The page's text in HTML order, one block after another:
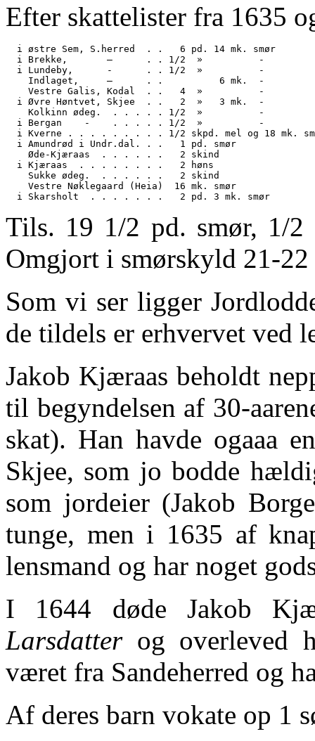
Efter skattelister fra 1635
  i østre Sem, S.herred  . .   6 pd. 14 mk. smør
  i Brekke,       —      . . 1/2  »          -
  i Lundeby,      -      . . 1/2  »          -
    Indlaget,     —      . .          6 mk.  -
    Vestre Galis, Kodal  . .   4  »          -
  i Øvre Høntvet, Skjee  . .   2  »   3 mk.  -
    Kolkinn ødeg.  . . . . . 1/2  »          -
  i Bergan    -    . . . . . 1/2  »          -
i Kverne . . . . . . . . . 1/2 skpd. mel og 18 mk.
  i Amundrød i Undr.dal. . .   1 pd. smør
    Øde-Kjæraas  . . . . . .   2 skind
  i Kjæraas  . . . . . . . .   2 høns
    Sukke ødeg.  . . . . . .   2 skind
    Vestre Nøklegaard (Heia)  16 mk. smør
Tils. 19 1/2 pd. smør, 1/
Omgjort i smørskyld 21-
Som vi ser ligger
de tildels er erhvervet ved
Jakob Kjæraas beholdt
til begyndelsen af 30-
skat). Han havde ogaaa
Skjee, som jo bodde
som jordeier (Jakob
tunge, men i 1635 af
lensmand og har noget
I 1644 døde Jakob
Larsdatterog overleved
været fra Sandeherred og
Af deres barn vokate op 1